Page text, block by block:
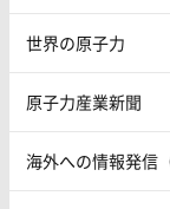
世界の原子力
原子力産業新聞
海外への情報発信